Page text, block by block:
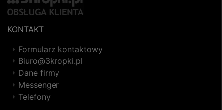
KONTAKT
Formularz kontaktowy
Biuro@3kropki.pl
Dane firmy
Messenger
Telefony